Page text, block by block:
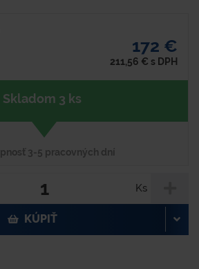
172 €
211,56 € s DPH
Skladom 3 ks
3-5 pracovných dní
Ks
KÚPIŤ